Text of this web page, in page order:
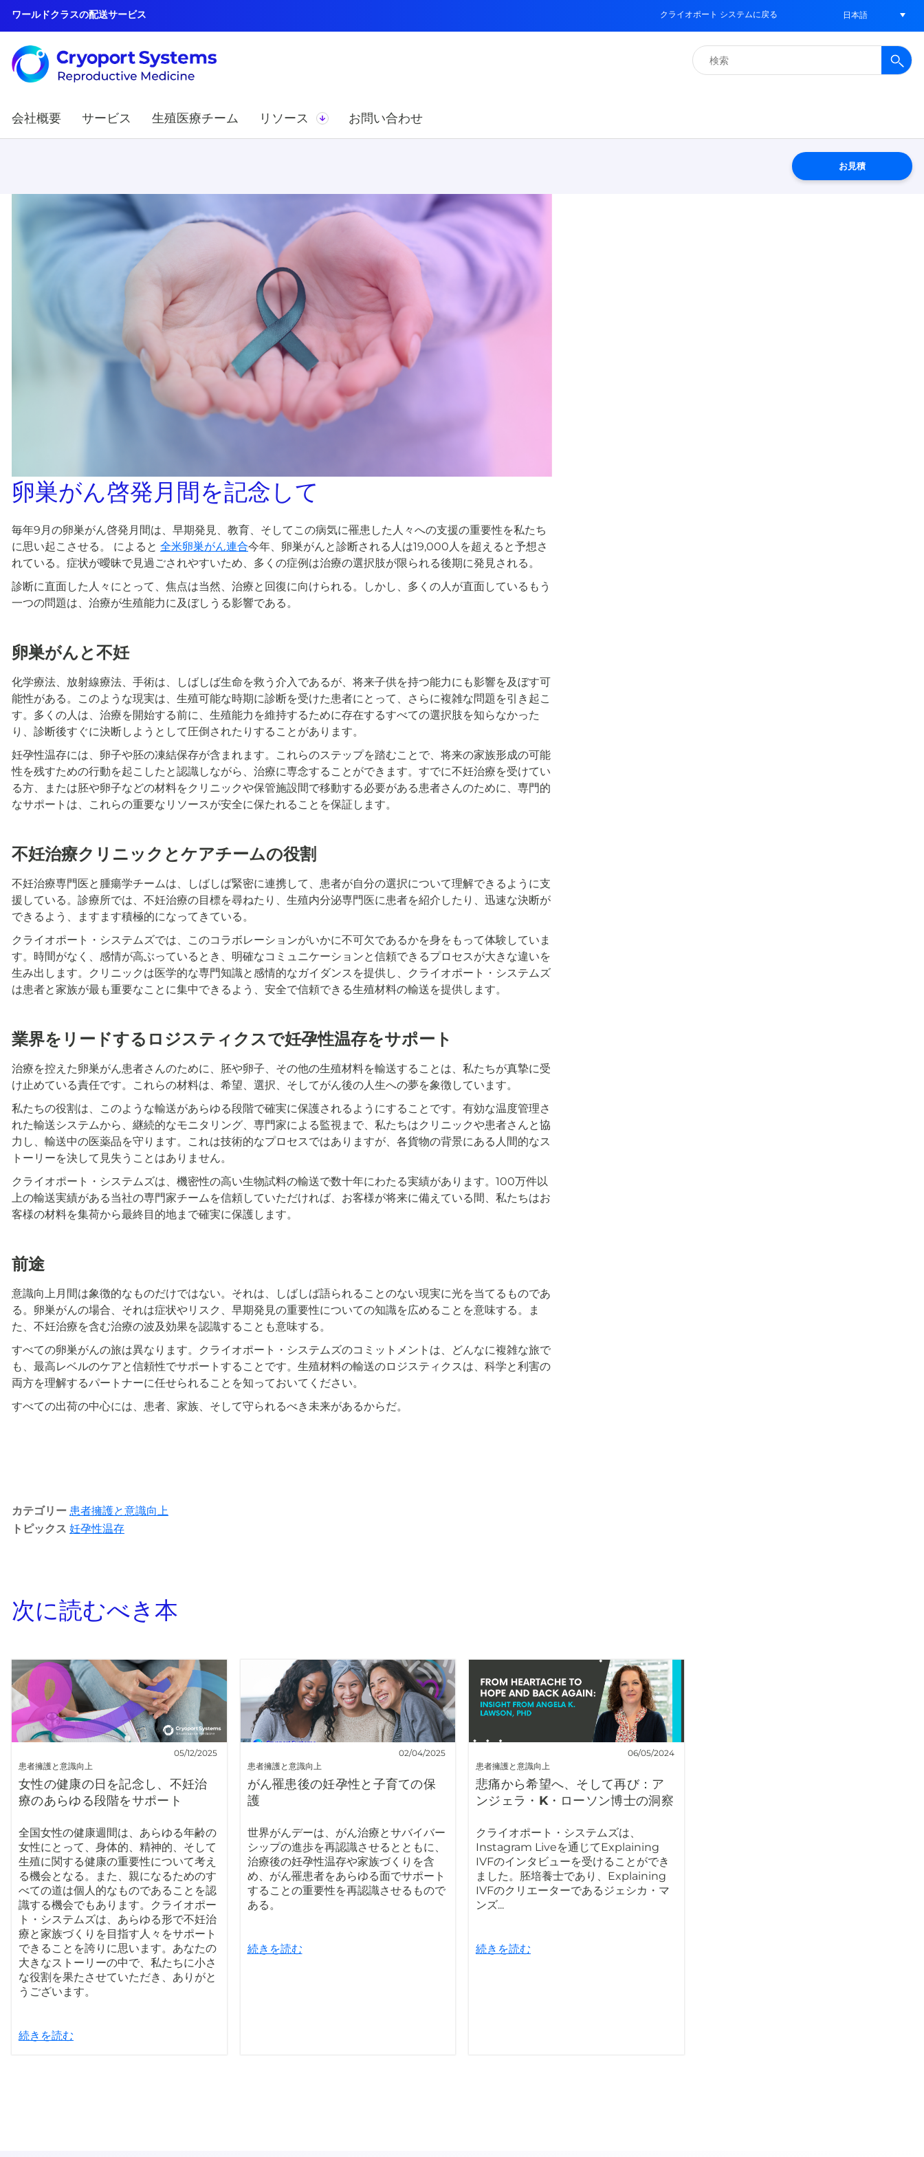
ワールドクラスの配送サービス クライオポート システムに戻る 日本語
検
索:
会社概要 サービス 生殖医療チーム リソース お問い合わせ
お見積
卵巣がん啓発月間を記念して
毎年9月の卵巣がん啓発月間は、早期発見、教育、そしてこの病気に罹患した人々への支援の重要性を私たち
に思い起こさせる。 によると 全米卵巣がん連合今年、卵巣がんと診断される人は19,000人を超えると予想さ
れている。症状が曖昧で見過ごされやすいため、多くの症例は治療の選択肢が限られる後期に発見される。
診断に直面した人々にとって、焦点は当然、治療と回復に向けられる。しかし、多くの人が直面しているもう
一つの問題は、治療が生殖能力に及ぼしうる影響である。
卵巣がんと不妊
化学療法、放射線療法、手術は、しばしば生命を救う介入であるが、将来子供を持つ能力にも影響を及ぼす可
能性がある。このような現実は、生殖可能な時期に診断を受けた患者にとって、さらに複雑な問題を引き起こ
す。多くの人は、治療を開始する前に、生殖能力を維持するために存在するすべての選択肢を知らなかった
り、診断後すぐに決断しようとして圧倒されたりすることがあります。
妊孕性温存には、卵子や胚の凍結保存が含まれます。これらのステップを踏むことで、将来の家族形成の可能
性を残すための行動を起こしたと認識しながら、治療に専念することができます。すでに不妊治療を受けてい
る方、または胚や卵子などの材料をクリニックや保管施設間で移動する必要がある患者さんのために、専門的
なサポートは、これらの重要なリソースが安全に保たれることを保証します。
不妊治療クリニックとケアチームの役割
不妊治療専門医と腫瘍学チームは、しばしば緊密に連携して、患者が自分の選択について理解できるように支
援している。診療所では、不妊治療の目標を尋ねたり、生殖内分泌専門医に患者を紹介したり、迅速な決断が
できるよう、ますます積極的になってきている。
クライオポート・システムズでは、このコラボレーションがいかに不可欠であるかを身をもって体験していま
す。時間がなく、感情が高ぶっているとき、明確なコミュニケーションと信頼できるプロセスが大きな違いを
生み出します。クリニックは医学的な専門知識と感情的なガイダンスを提供し、クライオポート・システムズ
は患者と家族が最も重要なことに集中できるよう、安全で信頼できる生殖材料の輸送を提供します。
業界をリードするロジスティクスで妊孕性温存をサポート
治療を控えた卵巣がん患者さんのために、胚や卵子、その他の生殖材料を輸送することは、私たちが真摯に受
け止めている責任です。これらの材料は、希望、選択、そしてがん後の人生への夢を象徴しています。
私たちの役割は、このような輸送があらゆる段階で確実に保護されるようにすることです。有効な温度管理さ
れた輸送システムから、継続的なモニタリング、専門家による監視まで、私たちはクリニックや患者さんと協
力し、輸送中の医薬品を守ります。これは技術的なプロセスではありますが、各貨物の背景にある人間的なス
トーリーを決して見失うことはありません。
クライオポート・システムズは、機密性の高い生物試料の輸送で数十年にわたる実績があります。100万件以
上の輸送実績がある当社の専門家チームを信頼していただければ、お客様が将来に備えている間、私たちはお
客様の材料を集荷から最終目的地まで確実に保護します。
前途
意識向上月間は象徴的なものだけではない。それは、しばしば語られることのない現実に光を当てるものであ
る。卵巣がんの場合、それは症状やリスク、早期発見の重要性についての知識を広めることを意味する。ま
た、不妊治療を含む治療の波及効果を認識することも意味する。
すべての卵巣がんの旅は異なります。クライオポート・システムズのコミットメントは、どんなに複雑な旅で
も、最高レベルのケアと信頼性でサポートすることです。生殖材料の輸送のロジスティクスは、科学と利害の
両方を理解するパートナーに任せられることを知っておいてください。
すべての出荷の中心には、患者、家族、そして守られるべき未来があるからだ。
カテゴリー 患者擁護と意識向上
トピックス 妊孕性温存
次に読むべき本
患者擁護と意識向上
05/12/2025
女性の健康の日を記念し、不妊治
療のあらゆる段階をサポート
全国女性の健康週間は、あらゆる年齢の
女性にとって、身体的、精神的、そして
生殖に関する健康の重要性について考え
る機会となる。また、親になるためのす
べての道は個人的なものであることを認
識する機会でもあります。クライオポー
ト・システムズは、あらゆる形で不妊治
療と家族づくりを目指す人々をサポート
できることを誇りに思います。あなたの
大きなストーリーの中で、私たちに小さ
な役割を果たさせていただき、ありがと
うございます。
続きを読む
患者擁護と意識向上
02/04/2025
がん罹患後の妊孕性と子育ての保
護
世界がんデーは、がん治療とサバイバー
シップの進歩を再認識させるとともに、
治療後の妊孕性温存や家族づくりを含
め、がん罹患者をあらゆる面でサポート
することの重要性を再認識させるもので
ある。
続きを読む
患者擁護と意識向上
06/05/2024
悲痛から希望へ、そして再び：ア
ンジェラ・K・ローソン博士の洞察
クライオポート・システムズは、
Instagram Liveを通じてExplaining
IVFのインタビューを受けることができ
ました。胚培養士であり、Explaining
IVFのクリエーターであるジェシカ・マ
ンズ...
続きを読む